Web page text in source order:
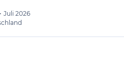
• Juli 2026